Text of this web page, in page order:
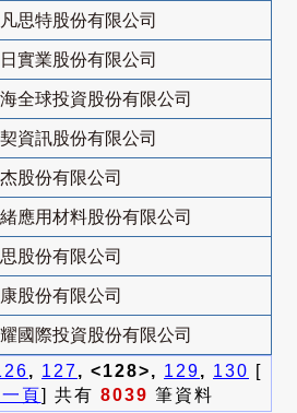
思特股份有限公司
實業股份有限公司
全球投資股份有限公司
資訊股份有限公司
股份有限公司
應用材料股份有限公司
股份有限公司
股份有限公司
國際投資股份有限公司
, 127, <128>, 129, 130 [
頁] 共有 8039 筆資料